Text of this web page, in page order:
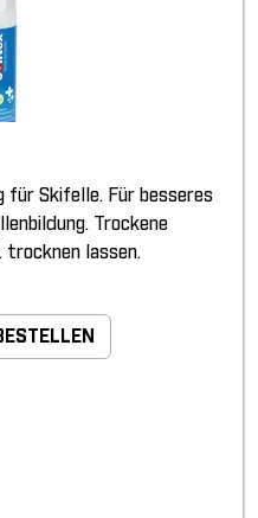
für Skifelle. Für besseres
Trockene
trocknen lassen.